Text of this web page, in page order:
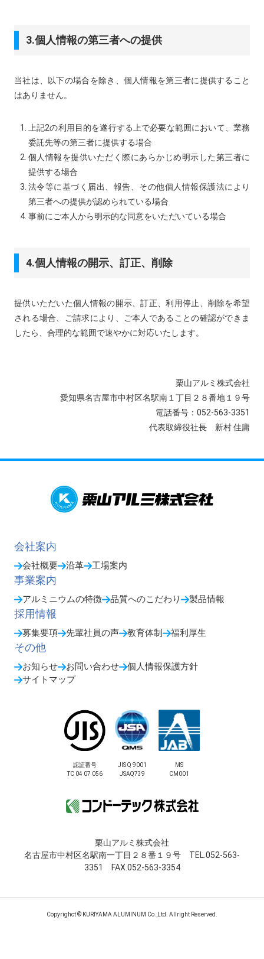
3.個人情報の第三者への提供
当社は、以下の場合を除き、個人情報を第三者に提供すること
はありません。
上記2の利用目的を遂行する上で必要な範囲において、業務
委託先等の第三者に提供する場合
個人情報を提供いただく際にあらかじめ明示した第三者に
提供する場合
法令等に基づく届出、報告、その他個人情報保護法により
第三者への提供が認められている場合
事前にご本人から明示的な同意をいただいている場合
4.個人情報の開示、訂正、削除
提供いただいた個人情報の開示、訂正、利用停止、削除を希望
される場合、ご請求により、ご本人であることの確認ができま
したら、合理的な範囲で速やかに対応いたします。
栗山アルミ株式会社
愛知県名古屋市中村区名駅南１丁目２８番地１９号
電話番号：052-563-3351
代表取締役社長 新村 佳庸
会社案内
会社概要 沿革 工場案内
事業案内
アルミニウムの特徴 品質へのこだわり 製品情報
採用情報
募集要項 先輩社員の声 教育体制 福利厚生
その他
お知らせ お問い合わせ
個人情報保護方針
サイトマップ
認証番号
TC 04 07 056
JIS Q 9001
JSAQ739
MS
CM001
栗山アルミ株式会社
名古屋市中村区名駅南一丁目２８番１９号 TEL.052-563-
3351 FAX.052-563-3354
Copyrighct © KURIYAMA ALUMINUM Co.,Ltd. Allright Reserved.